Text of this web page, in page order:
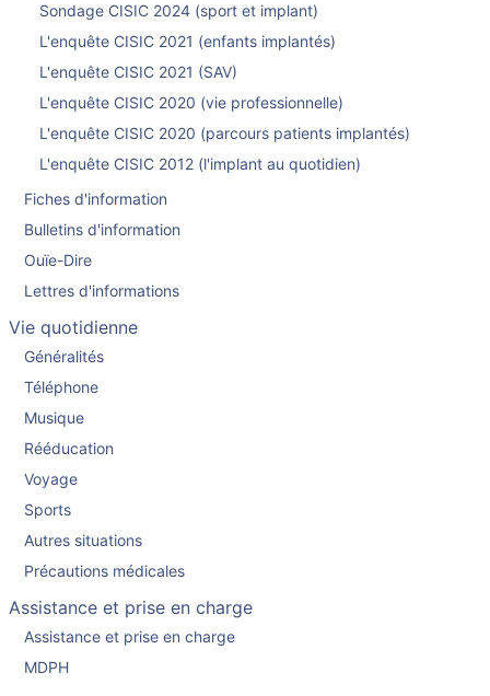
Sondage CISIC 2024 (sport et implant)
L'enquête CISIC 2021 (enfants implantés)
L'enquête CISIC 2021 (SAV)
L'enquête CISIC 2020 (vie professionnelle)
L'enquête CISIC 2020 (parcours patients implantés)
L'enquête CISIC 2012 (l'implant au quotidien)
Fiches d'information
Bulletins d'information
Ouïe-Dire
Lettres d'informations
Vie quotidienne
Généralités
Téléphone
Musique
Rééducation
Voyage
Sports
Autres situations
Précautions médicales
Assistance et prise en charge
Assistance et prise en charge
MDPH